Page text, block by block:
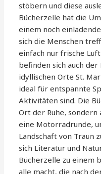
stöbern und diese
Bücherzelle hat die
einem noch
sich die Menschen
einfach nur frische
befinden sich auch der
idyllischen Orte St.
ideal für entspannte
Aktivitäten sind. Die
Ort der Ruhe,
eine Motorradrunde,
Landschaft von Traun
sich Literatur und
Bücherzelle zu einem
alle macht, die nach